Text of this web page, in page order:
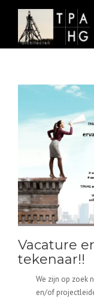
Vacature
tekenaar!!
We zijn op zoek
en/of